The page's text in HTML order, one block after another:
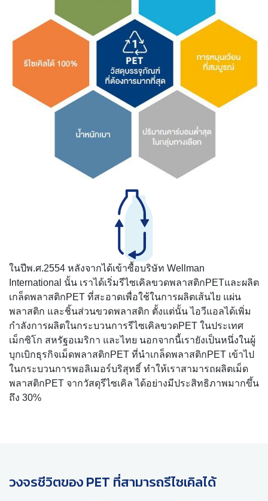
ในปีพ.ศ.2554 หลังจากได้เข้าซื้อบริษัท Wellman
International นั้น เราได้เริ่มรีไซเคิลขวดพลาสติกPETและผลิต
เกล็ดพลาสติกPET ที่สะอาดเพื่อใช้ในการผลิตเส้นไย แผ่น
พลาสติก และชิ้นส่วนขวดพลาสติก ตั้งแต่นั้น ไอวีแอลได้เพิ่ม
กำลังการผลิตในกระบวนการรีไซเคิลขวดPET ในประเทศ
เม็กซิโก สหรัฐอเมริกา และไทย นอกจากนี้เรายังเป็นหนึ่งในผู้
บุกเบิกธุรกิจเม็ดพลาสติกPET ที่นำเกล็ดพลาสติกPET เข้าไป
ในกระบวนการพอลิเมอร์บริสุทธิ์ ทำให้เราสามารถผลิตเม็ด
พลาสติกPET จากวัสดุรีไซเคิล ได้อย่างมีประสิทธิภาพมากขึ้น
ถึง 30%
วงจรชีวิตของ PET ที่สามารถรีไซเคิลได้